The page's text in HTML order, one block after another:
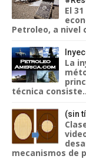
El
Petroleo, a nivel
La
técnica
(sin
mecanismos de